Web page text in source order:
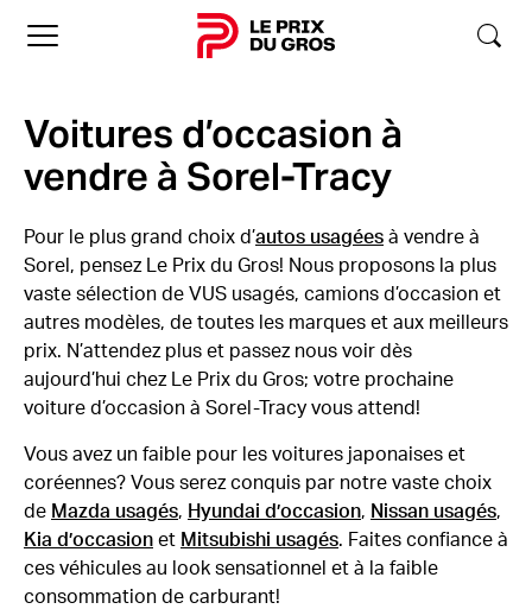
Accueil
Voitures d’occasion à
vendre à Sorel-Tracy
Pour le plus grand choix d’autos usagées à vendre à
Sorel, pensez Le Prix du Gros! Nous proposons la plus
vaste sélection de VUS usagés, camions d’occasion et
autres modèles, de toutes les marques et aux meilleurs
prix. N’attendez plus et passez nous voir dès
aujourd’hui chez Le Prix du Gros; votre prochaine
voiture d’occasion à Sorel-Tracy vous attend!
Vous avez un faible pour les voitures japonaises et
coréennes? Vous serez conquis par notre vaste choix
de Mazda usagés, Hyundai d’occasion, Nissan usagés,
Kia d’occasion et Mitsubishi usagés. Faites confiance à
ces véhicules au look sensationnel et à la faible
consommation de carburant!